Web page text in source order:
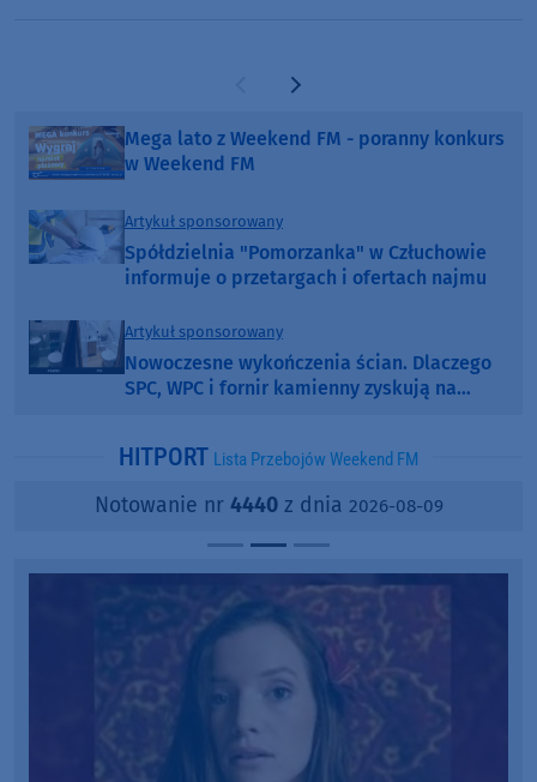
Poprzednia strona
Następna strona
Mega lato z Weekend FM - poranny konkurs
w Weekend FM
Artykuł sponsorowany
Spółdzielnia "Pomorzanka" w Człuchowie
informuje o przetargach i ofertach najmu
Artykuł sponsorowany
Nowoczesne wykończenia ścian. Dlaczego
SPC, WPC i fornir kamienny zyskują na
HITPORT Lista Przebojów Weekend FM
Notowanie nr 4440z dnia 2026-08-09